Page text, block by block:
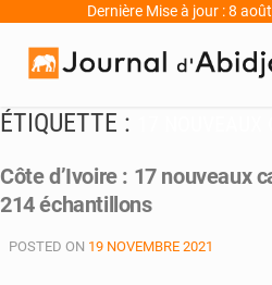
Dernière Mise à jour : 8
ÉTIQUETTE :
Côte d’Ivoire : 17 nouveaux
214 échantillons
POSTED ON 19 NOVEMBRE 2021